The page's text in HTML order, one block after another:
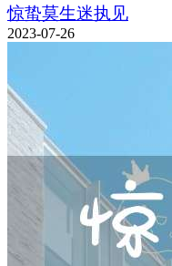
惊蛰莫生迷执见
2023-07-26